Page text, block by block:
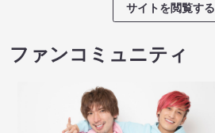
サイトを閲覧する
ファンコミュニティ